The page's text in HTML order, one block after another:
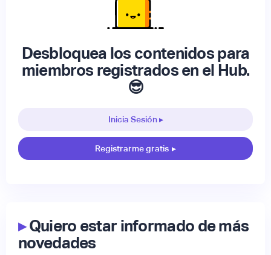
Desbloquea los contenidos para
miembros registrados en el Hub.
😎
Inicia Sesión ▸
Registrarme gratis ▸
▸Quiero estar informado de más
novedades